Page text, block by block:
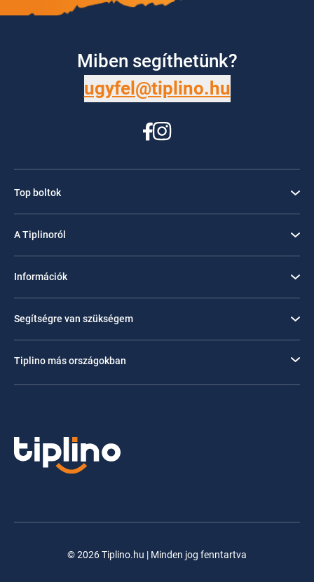
Miben segíthetünk?
ugyfel@tiplino.hu
Top boltok
A Tiplinoról
Információk
Segítségre van szükségem
Tiplino más országokban
© 2026 Tiplino.hu | Minden jog fenntartva